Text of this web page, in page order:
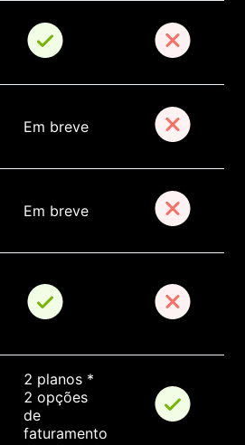
Em breve
Em breve
2 planos *
2 opções
de
faturamento